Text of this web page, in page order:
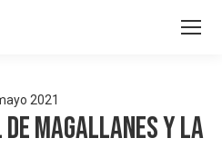
2021
de Magallanes y la